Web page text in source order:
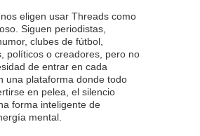
eligen usar Threads como
Siguen periodistas,
clubes de fútbol,
políticos o creadores, pero no
de entrar en cada
una plataforma donde todo
en pelea, el silencio
forma inteligente de
mental.